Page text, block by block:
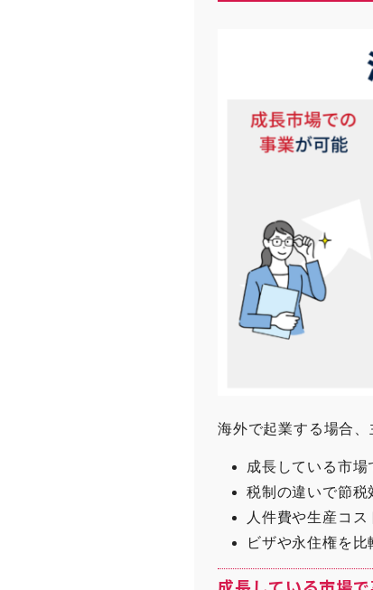
海外で起業する場合、
成長している市場
税制の違いで節税
人件費や生産コ
ビザや永住権を